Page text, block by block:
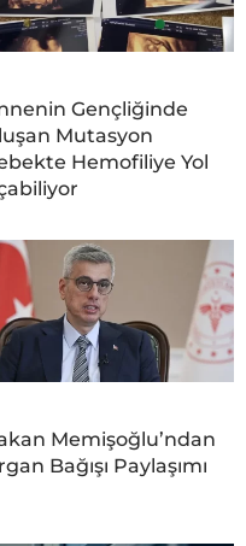
Gençliğinde
Mutasyon
Hemofiliye Yol
Memişoğlu’ndan
Bağışı Paylaşımı